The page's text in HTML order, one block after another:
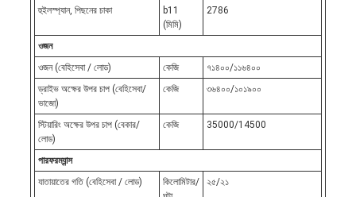
হুইলস্প্যান, পিছনের চাকা
b11
(মিমি)
2786
ওজন
ওজন (বেহিসেবা / লোড)
কেজি
৭১৪০০/১১৬৪০০
ড্রাইভ অক্ষের উপর চাপ (বেহিসেবা/
ভাজো)
কেজি ৩৬৪০০/১০১৯০০
স্টিয়ারিং অক্ষের উপর চাপ (বেকার/
লোড)
কেজি 35000/14500
পারফরম্যান্স
যাতায়াতের গতি (বেহিসেবা / লোড)
কিলোমিটার/
২৫/২১